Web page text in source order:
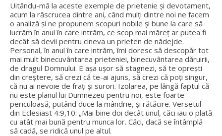
Uitându-mă la aceste exemple de prietenie și devotament,
acum la răscrucea dintre ani, când mulți dintre noi ne facem
o analiză și ne propunem scopuri nobile și bune la care să
lucrăm în anul în care intrăm, ce scop mai măreț ar putea fi
decât să devii pentru cineva un prieten de nădejde.
Personal, în anul în care intrăm, îmi doresc să descopăr tot
mai mult binecuvântarea prieteniei, binecuvântarea dăruirii,
de dragul Domnului. E așa ușor să stagnezi, să te oprești
din creștere, să crezi că te-ai ajuns, să crezi că poți singur,
că nu ai nevoie de frați și surori. Izolarea, pe lângă faptul că
nu este planul lui Dumnezeu pentru noi, este foarte
periculoasă, putând duce la mândrie, și rătăcire. Versetul
din Eclesiast 4:9,10: „Mai bine doi decât unul, căci iau o plată
cu atât mai bună pentru munca lor. Căci, dacă se întâmplă
să cadă, se ridică unul pe altul.